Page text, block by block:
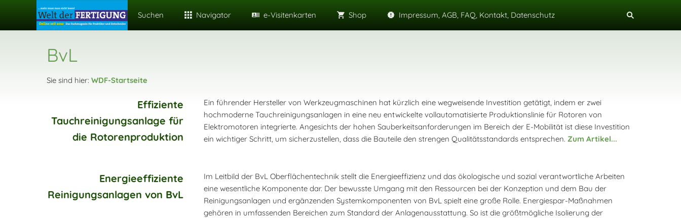
Suchen Navigator e-Visitenkarten Shop Impressum, AGB, FAQ, Kontakt, Datenschutz
BvL
Sie sind hier: WDF-Startseite
Effiziente
Tauchreinigungsanlage für
die Rotorenproduktion
Ein führender Hersteller von Werkzeugmaschinen hat kürzlich eine wegweisende Investition getätigt, indem er zwei
hochmoderne Tauchreinigungsanlagen in eine neu entwickelte vollautomatisierte Produktionslinie für Rotoren von
Elektromotoren integrierte. Angesichts der hohen Sauberkeitsanforderungen im Bereich der E-Mobilität ist diese Investition
ein wichtiger Schritt, um sicherzustellen, dass die Bauteile den strengen Qualitätsstandards entsprechen. Zum Artikel...
Energieeffiziente
Reinigungsanlagen von BvL
Im Leitbild der BvL Oberflächentechnik stellt die Energieeffizienz und das ökologische und sozial verantwortliche Arbeiten
eine wesentliche Komponente dar. Der bewusste Umgang mit den Ressourcen bei der Konzeption und dem Bau der
Reinigungsanlagen und ergänzenden Systemkomponenten von BvL spielt eine große Rolle. Energiespar-Maßnahmen
gehören in umfassenden Bereichen zum Standard der Anlagenausstattung. So ist die größtmögliche Isolierung der